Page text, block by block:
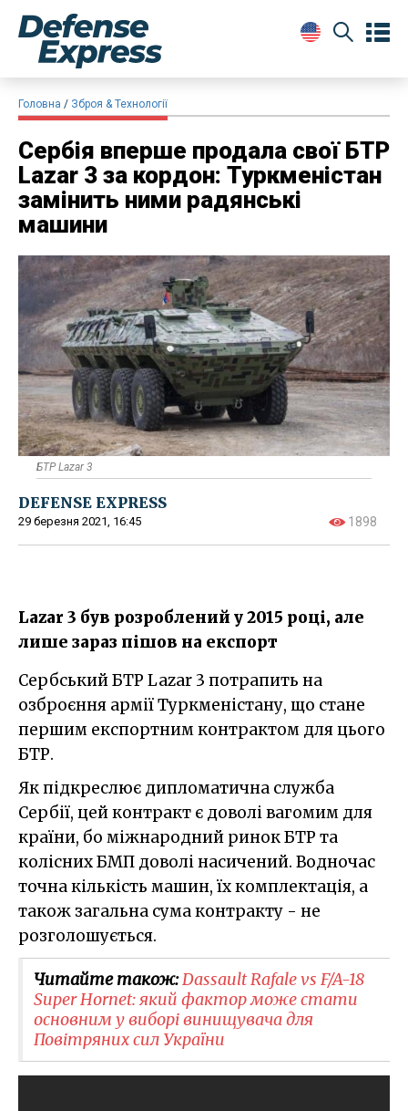
Головна Зброя & Технології
Сербія вперше продала свої БТР
Lazar 3 за кордон: Туркменістан
замінить ними радянські
машини
БТР Lazar 3
DEFENSE EXPRESS
29 березня 2021, 16:45 1898
Lazar 3 був розроблений у 2015 році, але
лише зараз пішов на експорт
Сербський БТР Lazar 3 потрапить на
озброєння армії Туркменістану, що стане
першим експортним контрактом для цього
БТР.
Як підкреслює дипломатична служба
Сербії, цей контракт є доволі вагомим для
країни, бо міжнародний ринок БТР та
колісних БМП доволі насичений. Водночас
точна кількість машин, їх комплектація, а
також загальна сума контракту - не
розголошується.
Читайте також:Dassault Rafale vs F/A-18
Super Hornet: який фактор може стати
основним у виборі винищувача для
Повітряних сил України